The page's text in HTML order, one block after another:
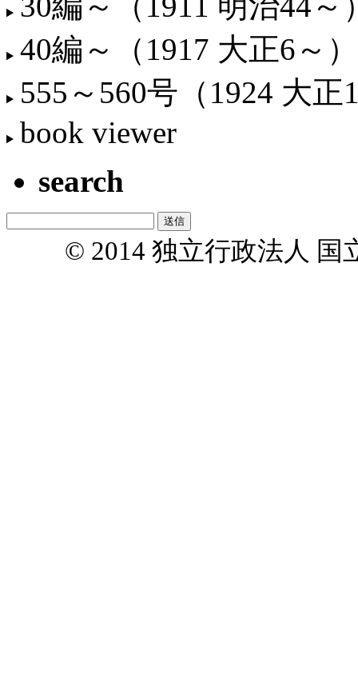
40編～（1917 大正6～）
555～560号（1924 大正
book viewer
search
© 2014 独立行政法人 国